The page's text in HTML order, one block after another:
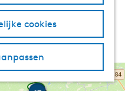
cookies
i
d
W
JM 71